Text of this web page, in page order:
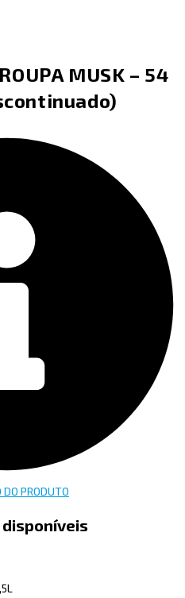
MUSK – 54
DO PRODUTO